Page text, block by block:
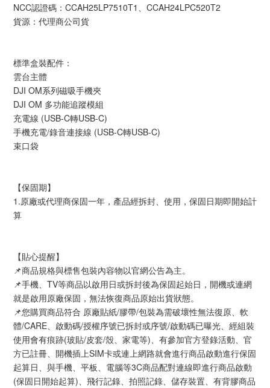
NCC認證碼：CCAH25LP7510T1、CCAH24LPC520T2
貨源：代理商公司貨
標準盒裝配件：
雲台主體
DJI OM系列磁吸手機夾
DJI OM 多功能追蹤模組
充電線 (USB-C轉USB-C)
手機充電/錄音連接線 (USB-C轉USB-C)
束口袋
【保固期】
1.原廠或代理商保固一年，產品經拆封、使用，保固日期即開始計
算
【貼心提醒】
📌商品規格與標售包裝內容物以官網公告為主。
📌手機、TV等商品以啟用日或拆封後為保固起始日，開機或連網
就是啟用原廠保固，無法恢復商品原始出貨狀態。
📌您購買商品符合 原廠貼紙/膠帶/包裝為需破壞性無法復原、軟
體/CARE、啟動碼/授權序號已拆封或序號/啟動碼已曝光、經組裝
使用會有痕跡(玻貼/皮套/殼、家電等)、有參加官方登錄活動、官
方已註冊、開機插上SIM卡或連上網路就會進行商品啟動進行保固
起算日、與手機、平板、電腦等3C商品配對連線即進行商品啟動
(保固日開始起算)、飛行記錄、拍照記錄、儲存裝置、有背膠商品